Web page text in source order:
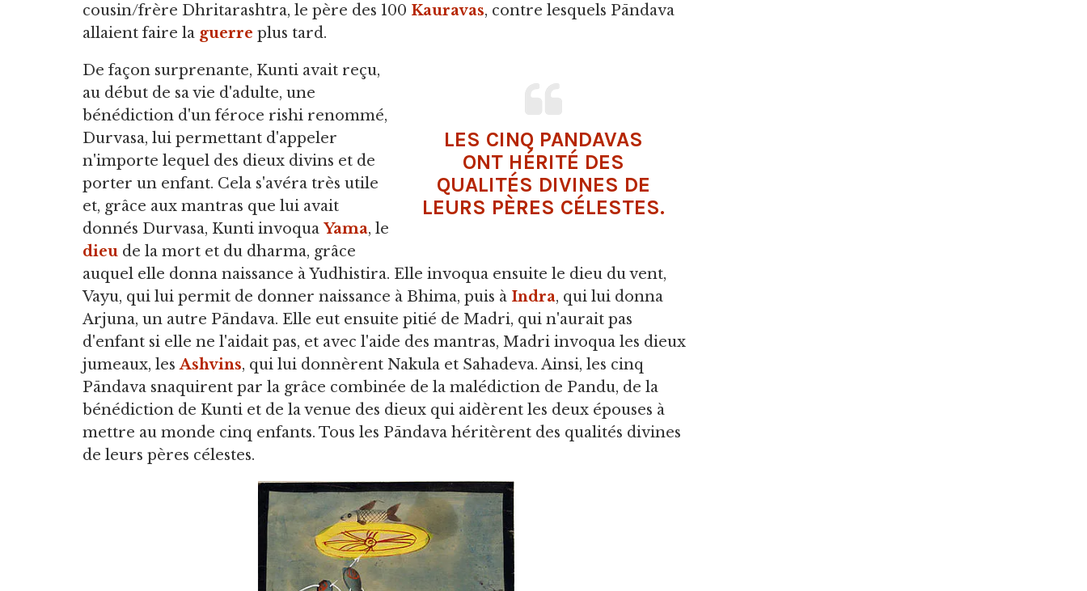
cousin/frère Dhritarashtra, le père des 100 Kauravas, contre lesquels Pāndava
allaient faire la guerre plus tard.
LES CINQ PANDAVAS
ONT HÉRITÉ DES
QUALITÉS DIVINES DE
LEURS PÈRES CÉLESTES.
De façon surprenante, Kunti avait reçu,
au début de sa vie d'adulte, une
bénédiction d'un féroce rishi renommé,
Durvasa, lui permettant d'appeler
n'importe lequel des dieux divins et de
porter un enfant. Cela s'avéra très utile
et, grâce aux mantras que lui avait
donnés Durvasa, Kunti invoqua Yama, le
dieu de la mort et du dharma, grâce
auquel elle donna naissance à Yudhistira. Elle invoqua ensuite le dieu du vent,
Vayu, qui lui permit de donner naissance à Bhima, puis à Indra, qui lui donna
Arjuna, un autre Pāndava. Elle eut ensuite pitié de Madri, qui n'aurait pas
d'enfant si elle ne l'aidait pas, et avec l'aide des mantras, Madri invoqua les dieux
jumeaux, lesAshvins, qui lui donnèrent Nakula et Sahadeva. Ainsi, les cinq
Pāndava snaquirent par la grâce combinée de la malédiction de Pandu, de la
bénédiction de Kunti et de la venue des dieux qui aidèrent les deux épouses à
mettre au monde cinq enfants. Tous les Pāndava héritèrent des qualités divines
de leurs pères célestes.